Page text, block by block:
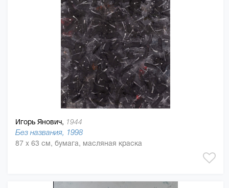
Игорь Янович, 1944
Без названия, 1998
87 x 63 см, бумага, масляная краска